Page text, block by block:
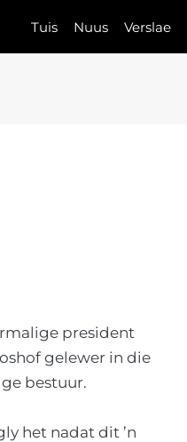
Tuis Nuus Verslae
president
gelewer in die
bestuur.
het nadat dit ’n